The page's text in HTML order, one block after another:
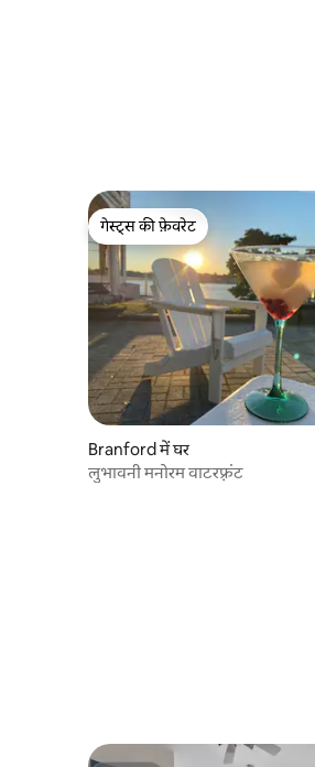
गेस्ट्स की फ़ेवरेट
गेस्ट्स की फ़ेवरेट
Branford में घर
लुभावनी मनोरम वाटरफ़्रंट